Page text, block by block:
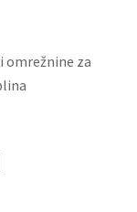
omrežnine za